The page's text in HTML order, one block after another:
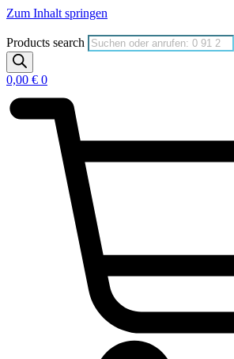
Zum Inhalt springen
Products search
0,00 € 0